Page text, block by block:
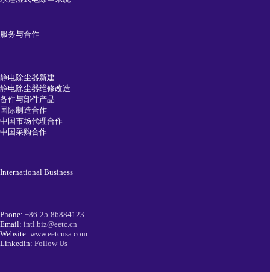
服务与合作
静电除尘器新建
静电除尘器维修改造
备件与部件产品
国际制造合作
中国市场代理合作
中国采购合作
International Business
Phone: +86-25-86884123
Email: intl.biz@eetc.cn
Website: www.eetcusa.com
Linkedin: Follow Us